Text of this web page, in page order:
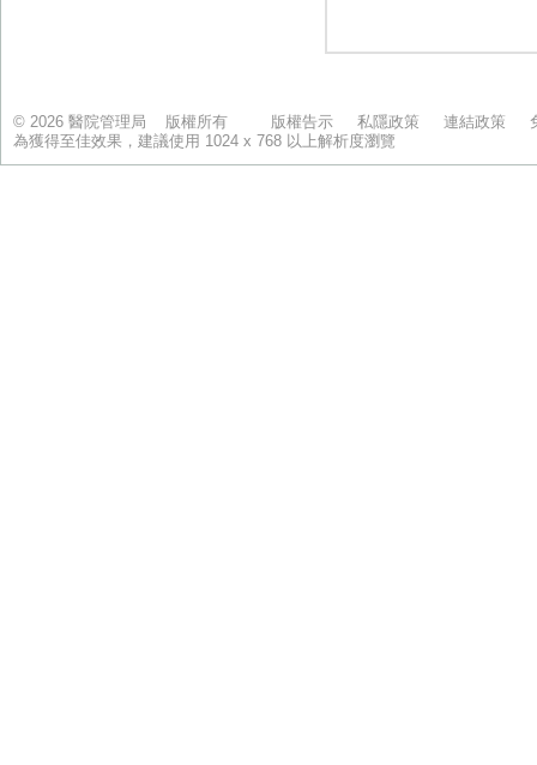
© 2026 醫院管理局 版權所有 版權告示 私隱政策 連結政策
為獲得至佳效果，建議使用 1024 x 768 以上解析度瀏覽